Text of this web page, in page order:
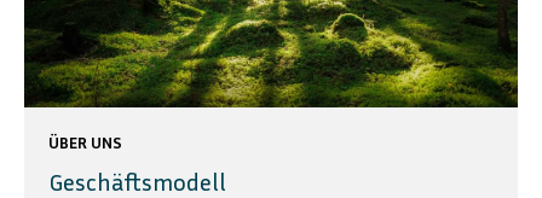
ÜBER UNS
Geschäftsmodell